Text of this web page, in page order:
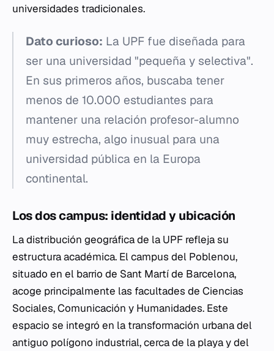
universidades tradicionales.
Dato curioso: La UPF fue diseñada para
ser una universidad "pequeña y selectiva".
En sus primeros años, buscaba tener
menos de 10.000 estudiantes para
mantener una relación profesor-alumno
muy estrecha, algo inusual para una
universidad pública en la Europa
continental.
Los dos campus: identidad y ubicación
La distribución geográfica de la UPF refleja su
estructura académica. El campus del Poblenou,
situado en el barrio de Sant Martí de Barcelona,
acoge principalmente las facultades de Ciencias
Sociales, Comunicación y Humanidades. Este
espacio se integró en la transformación urbana del
antiguo polígono industrial, cerca de la playa y del